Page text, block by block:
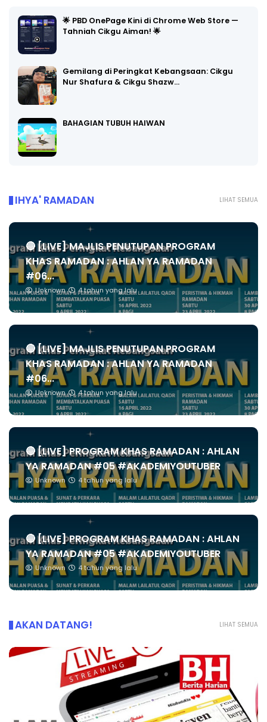
🌟 PBD OnePage Kini di Chrome Web Store —
Tahniah Cikgu Aiman! 🌟
Gemilang di Peringkat Kebangsaan: Cikgu
Nur Shafura & Cikgu Shazw…
BAHAGIAN TUBUH HAIWAN
LIHAT SEMUA
IHYA' RAMADAN
🔴 [LIVE] MAJLIS PENUTUPAN PROGRAM
KHAS RAMADAN : AHLAN YA RAMADAN
#06...
Unknown 4 tahun yang lalu
🔴 [LIVE] MAJLIS PENUTUPAN PROGRAM
KHAS RAMADAN : AHLAN YA RAMADAN
#06...
Unknown 4 tahun yang lalu
🔴 [LIVE] PROGRAM KHAS RAMADAN : AHLAN
YA RAMADAN #05 #AKADEMIYOUTUBER
Unknown 4 tahun yang lalu
🔴 [LIVE] PROGRAM KHAS RAMADAN : AHLAN
YA RAMADAN #05 #AKADEMIYOUTUBER
Unknown 4 tahun yang lalu
LIHAT SEMUA
AKAN DATANG!